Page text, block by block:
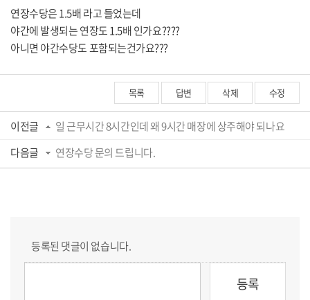
연장수당은 1.5배 라고 들었는데
야간에 발생되는 연장도 1.5배 인가요????
아니면 야간수당도 포함되는건가요???
목록 답변 삭제 수정
이전글
일 근무시간 8시간인데 왜 9시간 매장에 상주해야 되나요
다음글
연장수당 문의 드립니다.
등록된 댓글이 없습니다.